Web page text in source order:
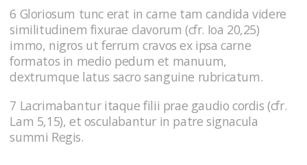
6 Gloriosum tunc erat in carne tam candida videre
similitudinem fixurae clavorum (cfr. Ioa 20,25)
immo, nigros ut ferrum cravos ex ipsa carne
formatos in medio pedum et manuum,
dextrumque latus sacro sanguine rubricatum.
7 Lacrimabantur itaque filii prae gaudio cordis (cfr.
Lam 5,15), et osculabantur in patre signacula
summi Regis.